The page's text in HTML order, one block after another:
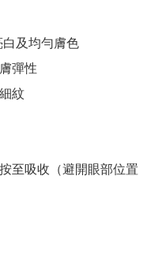
白及均勻膚色
彈性
紋
至吸收（避開眼部位置